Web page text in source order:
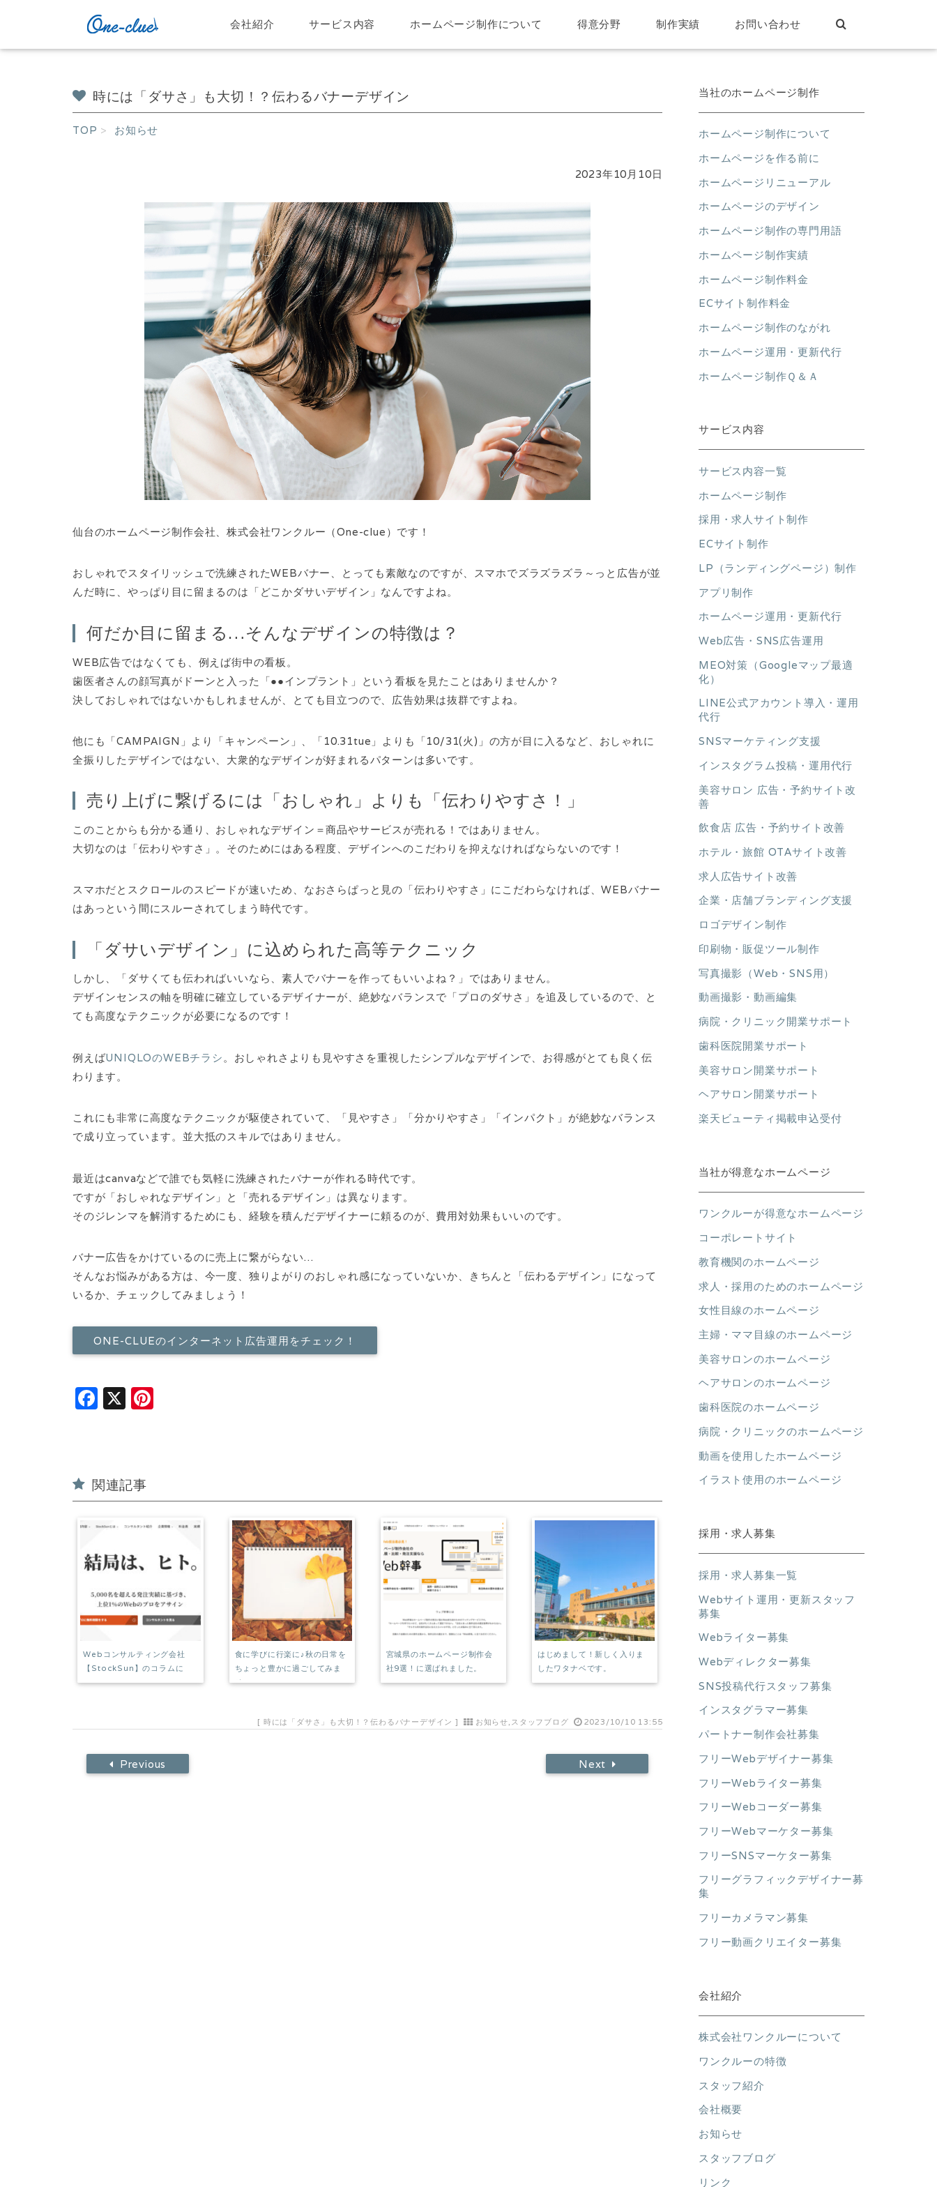
会社紹介 サービス内容 ホームページ制作について 得意分野 制作実績 お問い合わせ
時には「ダサさ」も大切！？伝わるバナーデザイン
TOP お知らせ
2023年10月10日
仙台のホームページ制作会社、株式会社ワンクルー（One-clue）です！
おしゃれでスタイリッシュで洗練されたWEBバナー、とっても素敵なのですが、スマホでズラズラズラ～っと広告が並
んだ時に、やっぱり目に留まるのは「どこかダサいデザイン」なんですよね。
何だか目に留まる…そんなデザインの特徴は？
WEB広告ではなくても、例えば街中の看板。
歯医者さんの顔写真がドーンと入った「●●インプラント」という看板を見たことはありませんか？
決しておしゃれではないかもしれませんが、とても目立つので、広告効果は抜群ですよね。
他にも「CAMPAIGN」より「キャンペーン」、「10.31tue」よりも「10/31(火)」の方が目に入るなど、おしゃれに
全振りしたデザインではない、大衆的なデザインが好まれるパターンは多いです。
売り上げに繋げるには「おしゃれ」よりも「伝わりやすさ！」
このことからも分かる通り、おしゃれなデザイン＝商品やサービスが売れる！ではありません。
大切なのは「伝わりやすさ」。そのためにはある程度、デザインへのこだわりを抑えなければならないのです！
スマホだとスクロールのスピードが速いため、なおさらぱっと見の「伝わりやすさ」にこだわらなければ、WEBバナー
はあっという間にスルーされてしまう時代です。
「ダサいデザイン」に込められた高等テクニック
しかし、「ダサくても伝わればいいなら、素人でバナーを作ってもいいよね？」ではありません。
デザインセンスの軸を明確に確立しているデザイナーが、絶妙なバランスで「プロのダサさ」を追及しているので、と
ても高度なテクニックが必要になるのです！
例えばUNIQLOのWEBチラシ。おしゃれさよりも見やすさを重視したシンプルなデザインで、お得感がとても良く伝
わります。
これにも非常に高度なテクニックが駆使されていて、「見やすさ」「分かりやすさ」「インパクト」が絶妙なバランス
で成り立っています。並大抵のスキルではありません。
最近はcanvaなどで誰でも気軽に洗練されたバナーが作れる時代です。
ですが「おしゃれなデザイン」と「売れるデザイン」は異なります。
そのジレンマを解消するためにも、経験を積んだデザイナーに頼るのが、費用対効果もいいのです。
バナー広告をかけているのに売上に繋がらない…
そんなお悩みがある方は、今一度、独りよがりのおしゃれ感になっていないか、きちんと「伝わるデザイン」になって
いるか、チェックしてみましょう！
ONE-CLUEのインターネット広告運用をチェック！
F
b
o
o
k
X
e
st
関連記事
Webコンサルティング会社
【StockSun】のコラムに
食に学びに行楽に♪秋の日常を
ちょっと豊かに過ごしてみま
せ
宮城県のホームページ制作会
社9選！に選ばれました。
はじめまして！新しく入りま
したワタナベです。
[ 時には「ダサさ」も大切！？伝わるバナーデザイン ] お知らせ, スタッフブログ 2023/10/10 13:55
Previous Next
当社のホームページ制作
ホームページ制作について
ホームページを作る前に
ホームページリニューアル
ホームページのデザイン
ホームページ制作の専門用語
ホームページ制作実績
ホームページ制作料金
ECサイト制作料金
ホームページ制作のながれ
ホームページ運用・更新代行
ホームページ制作Ｑ＆Ａ
サービス内容
サービス内容一覧
ホームページ制作
採用・求人サイト制作
ECサイト制作
LP（ランディングページ）制作
アプリ制作
ホームページ運用・更新代行
Web広告・SNS広告運用
MEO対策（Googleマップ最適
化）
LINE公式アカウント導入・運用
代行
SNSマーケティング支援
インスタグラム投稿・運用代行
美容サロン 広告・予約サイト改
善
飲食店 広告・予約サイト改善
ホテル・旅館 OTAサイト改善
求人広告サイト改善
企業・店舗ブランディング支援
ロゴデザイン制作
印刷物・販促ツール制作
写真撮影（Web・SNS用）
動画撮影・動画編集
病院・クリニック開業サポート
歯科医院開業サポート
美容サロン開業サポート
ヘアサロン開業サポート
楽天ビューティ掲載申込受付
当社が得意なホームページ
ワンクルーが得意なホームページ
コーポレートサイト
教育機関のホームページ
求人・採用のためのホームページ
女性目線のホームページ
主婦・ママ目線のホームページ
美容サロンのホームページ
ヘアサロンのホームページ
歯科医院のホームページ
病院・クリニックのホームページ
動画を使用したホームページ
イラスト使用のホームページ
採用・求人募集
採用・求人募集一覧
Webサイト運用・更新スタッフ
募集
Webライター募集
Webディレクター募集
SNS投稿代行スタッフ募集
インスタグラマー募集
パートナー制作会社募集
フリーWebデザイナー募集
フリーWebライター募集
フリーWebコーダー募集
フリーWebマーケター募集
フリーSNSマーケター募集
フリーグラフィックデザイナー募
集
フリーカメラマン募集
フリー動画クリエイター募集
会社紹介
株式会社ワンクルーについて
ワンクルーの特徴
スタッフ紹介
会社概要
お知らせ
スタッフブログ
リンク